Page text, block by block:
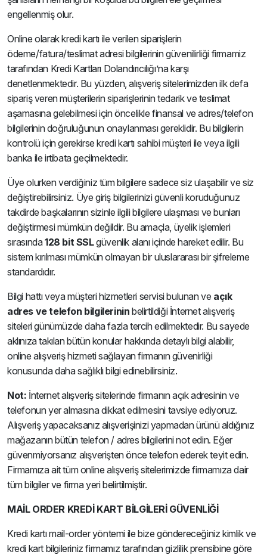
engellenmiş olur.
Online olarak kredi kartı ile verilen siparişlerin
ödeme/fatura/teslimat adresi bilgilerinin güvenilirliği firmamiz
tarafından Kredi Kartları Dolandırıcılığı’na karşı
denetlenmektedir. Bu yüzden, alışveriş sitelerimizden ilk defa
sipariş veren müşterilerin siparişlerinin tedarik ve teslimat
aşamasına gelebilmesi için öncelikle finansal ve adres/telefon
bilgilerinin doğruluğunun onaylanması gereklidir. Bu bilgilerin
kontrolü için gerekirse kredi kartı sahibi müşteri ile veya ilgili
banka ile irtibata geçilmektedir.
Üye olurken verdiğiniz tüm bilgilere sadece siz ulaşabilir ve siz
değiştirebilirsiniz. Üye giriş bilgilerinizi güvenli koruduğunuz
takdirde başkalarının sizinle ilgili bilgilere ulaşması ve bunları
değiştirmesi mümkün değildir. Bu amaçla, üyelik işlemleri
sırasında128 bit SSLgüvenlik alanı içinde hareket edilir. Bu
sistem kırılması mümkün olmayan bir uluslararası bir şifreleme
standardıdır.
Bilgi hattı veya müşteri hizmetleri servisi bulunan ve açık
adres ve telefon bilgilerininbelirtildiği İnternet alışveriş
siteleri günümüzde daha fazla tercih edilmektedir. Bu sayede
aklınıza takılan bütün konular hakkında detaylı bilgi alabilir,
online alışveriş hizmeti sağlayan firmanın güvenirliği
konusunda daha sağlıklı bilgi edinebilirsiniz.
Not: İnternet alışveriş sitelerinde firmanın açık adresinin ve
telefonun yer almasına dikkat edilmesini tavsiye ediyoruz.
Alışveriş yapacaksanız alışverişinizi yapmadan ürünü aldığınız
mağazanın bütün telefon / adres bilgilerini not edin. Eğer
güvenmiyorsanız alışverişten önce telefon ederek teyit edin.
Firmamıza ait tüm online alışveriş sitelerimizde firmamıza dair
tüm bilgiler ve firma yeri belirtilmiştir.
MAİL ORDER KREDİ KART BİLGİLERİ GÜVENLİĞİ
Kredi kartı mail-order yöntemi ile bize göndereceğiniz kimlik ve
kredi kart bilgileriniz firmamız tarafından gizlilik prensibine göre